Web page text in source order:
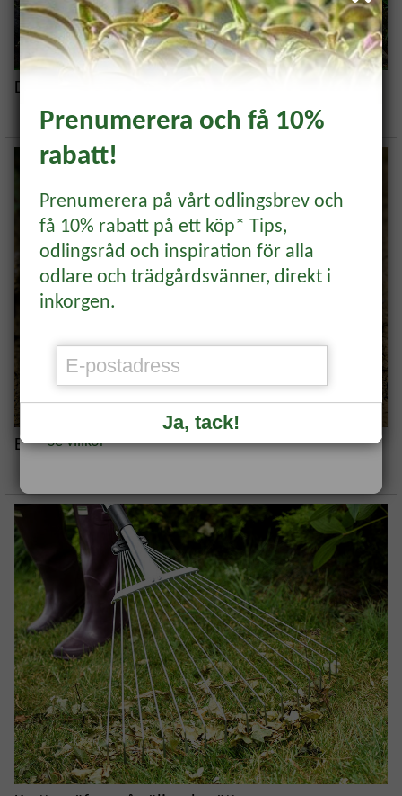
Detta är permakultur
Bästa redskapen för att rensa ogräs
Bli medlem och få 10% på
ditt första köp! *
Samla bonus, få unika erbjudanden och
BLI MEDLEM
Rabattkoden hittar du i mejlet du får som
bekräftelse på ditt medlemskap.
Redan medlem?Logga inför att se
veckans erbjudande.
*Se villkor
Prenumerera och få 10%
rabatt!
Prenumerera på vårt odlingsbrev och
få 10% rabatt på ett köp* Tips,
odlingsråd och inspiration för alla
odlare och trädgårdsvänner, direkt i
inkorgen.
Ja, tack!